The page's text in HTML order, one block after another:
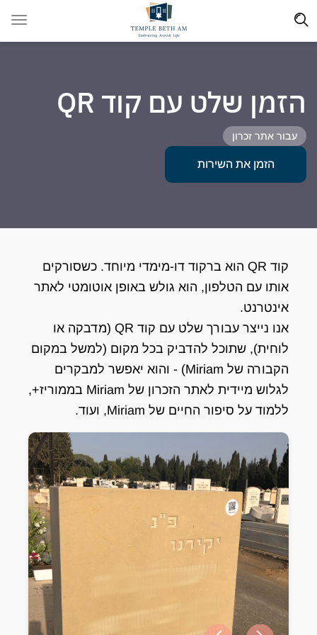
הזמן שלט עם קוד QR
עבור אתר זכרון
הזמן את השירות
קוד QR הוא ברקוד דו-מימדי מיוחד. כשסורקים
אותו עם הטלפון, הוא גולש באופן אוטומטי לאתר
אינטרנט.
אנו נייצר עבורך שלט עם קוד QR (מדבקה או
לוחית), שתוכל להדביק בכל מקום (למשל במקום
הקבורה של Miriam) - והוא יאפשר למבקרים
לגלוש מיידית לאתר הזכרון של Miriam בממוריז+,
ללמוד על סיפור החיים של Miriam, ועוד.